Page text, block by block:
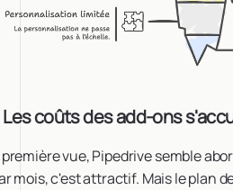
Les coûts des add-ons
première vue, Pipedrive semble
mois, c'est attractif. Mais le plan